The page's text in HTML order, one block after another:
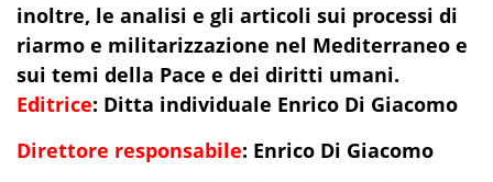
inoltre, le analisi e gli articoli sui processi di
riarmo e militarizzazione nel Mediterraneo e
sui temi della Pace e dei diritti umani.
Editrice: Ditta individuale Enrico Di Giacomo
Direttore responsabile: Enrico Di Giacomo